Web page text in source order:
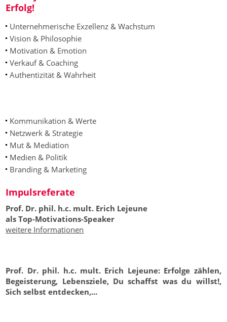
Erfolg!
Unternehmerische Exzellenz & Wachstum
Vision & Philosophie
Motivation & Emotion
Verkauf & Coaching
Authentizität & Wahrheit
Kommunikation & Werte
Netzwerk & Strategie
Mut & Mediation
Medien & Politik
Branding & Marketing
Impulsreferate
Prof. Dr. phil. h.c. mult. Erich Lejeune
als Top-Motivations-Speaker
weitere Informationen
Prof. Dr. phil. h.c. mult. Erich Lejeune: Erfolge zählen,
Begeisterung, Lebensziele, Du schaffst was du willst!,
Sich selbst entdecken,...